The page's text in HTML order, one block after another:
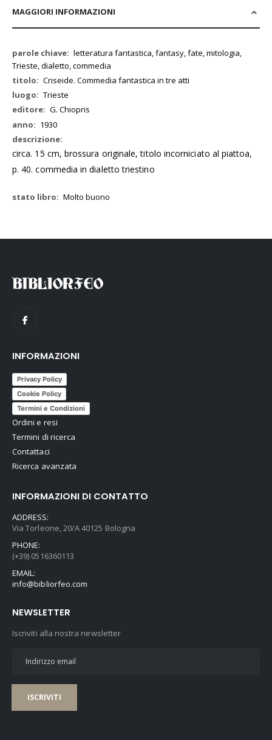
MAGGIORI INFORMAZIONI
Maggiori
Informazioni
letteratura fantastica, fantasy, fate, mitologia,
Trieste, dialetto, commedia
Criseide. Commedia fantastica in tre atti
Trieste
G. Chiopris
1930
circa. 15 cm, brossura originale, titolo incorniciato al piattoa,
p. 40. commedia in dialetto triestino
Molto buono
INFORMAZIONI
Privacy Policy
Cookie Policy
Termini e Condizioni
Ordini e resi
Termini di ricerca
Contattaci
Ricerca avanzata
INFORMAZIONI DI CONTATTO
ADDRESS:
Via Torleone, 20/A 40125 Bologna
PHONE:
(+39) 0516360113
EMAIL:
info@bibliorfeo.com
NEWSLETTER
Iscriviti alla nostra newsletter
ISCRIVITI